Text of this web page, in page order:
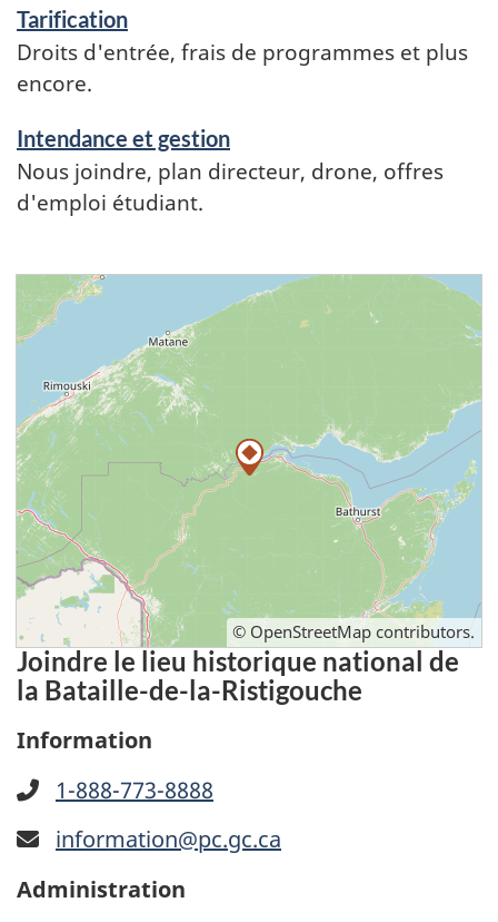
Tarification
Droits d'entrée, frais de programmes et plus
encore.
Intendance et gestion
Nous joindre, plan directeur, drone, offres
d'emploi étudiant.
© OpenStreetMap contributors.
Joindre le lieu historique national de
la Bataille-de-la-Ristigouche
Information
1-888-773-8888
information@pc.gc.ca
Administration